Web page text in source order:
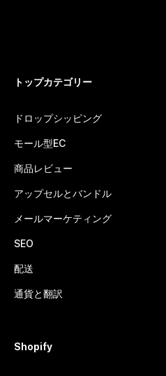
トップカテゴリー
ドロップシッピング
モール型EC
商品レビュー
アップセルとバンドル
メールマーケティング
SEO
配送
通貨と翻訳
Shopify